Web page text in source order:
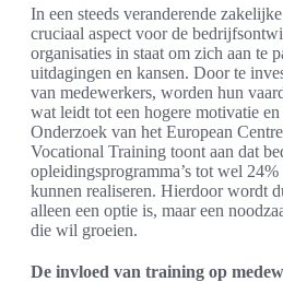
In een steeds veranderende
cruciaal aspect voor de
organisaties in staat om zich aan te
uitdagingen en kansen. Door te
van medewerkers, worden hun
wat leidt tot een hogere motivatie en
Onderzoek van het European
Vocational Training toont aan dat
opleidingsprogramma’s tot wel
kunnen realiseren. Hierdoor wordt
alleen een optie is, maar een
die wil groeien.
De invloed van training op